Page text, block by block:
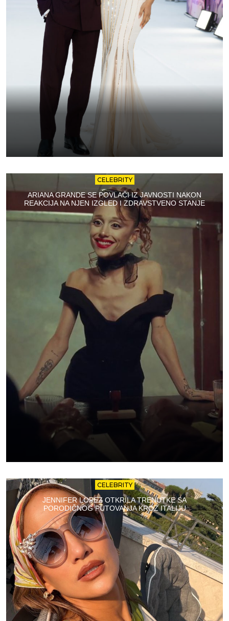
CELEBRITY
ARIANA GRANDE SE POVLAČI IZ JAVNOSTI NAKON
REAKCIJA NA NJEN IZGLED I ZDRAVSTVENO STANJE
CELEBRITY
JENNIFER LOPEZ OTKRILA TRENUTKE SA
PORODIČNOG PUTOVANJA KROZ ITALIJU